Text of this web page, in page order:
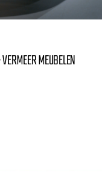
MEUBELEN